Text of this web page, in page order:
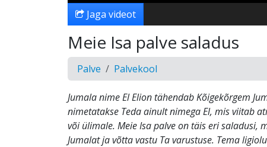
Jaga videot
Meie Isa palve saladus
Palve Palvekool
Jumala nime El Elion tähendab Kõigekõrgem
nimetatakse Teda ainult nimega El, mis viitab
või ülimale. Meie Isa palve on täis eri saladusi,
Jumalat ja võtta vastu Ta varustuse. Tema